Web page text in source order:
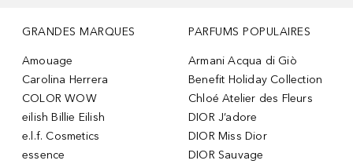
GRANDES MARQUES
Amouage
Carolina Herrera
COLOR WOW
eilish Billie Eilish
e.l.f. Cosmetics
essence
PARFUMS POPULAIRES
Armani Acqua di Giò
Benefit Holiday Collection
Chloé Atelier des Fleurs
DIOR J’adore
DIOR Miss Dior
DIOR Sauvage